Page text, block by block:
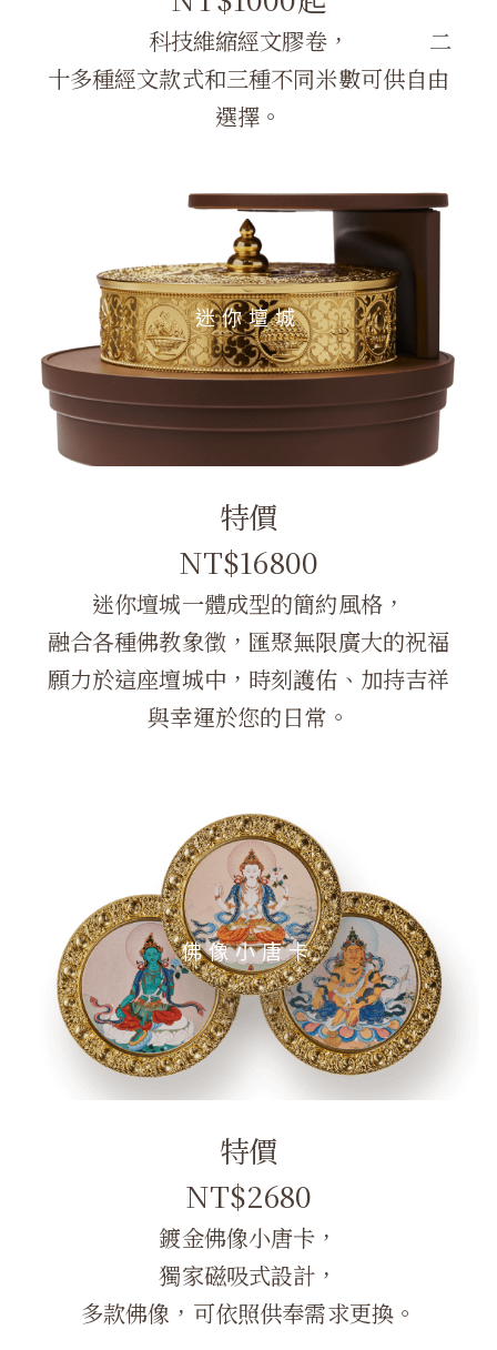
科技維縮經文膠卷， 二
十多種經文款式和三種不同米數可供自由
選擇。
迷你壇城
特價
NT$16800
迷你壇城一體成型的簡約風格，
融合各種佛教象徵，匯聚無限廣大的祝福
願力於這座壇城中，時刻護佑、加持吉祥
與幸運於您的日常。
佛像小唐卡
特價
NT$2680
鍍金佛像小唐卡，
獨家磁吸式設計，
多款佛像，可依照供奉需求更換。